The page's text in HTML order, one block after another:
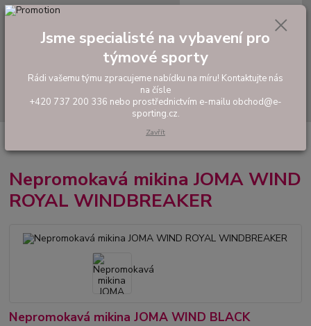
Hledat
tel: +420 737 200 336
0,00 Kč
Nepromokavá mikina JOMA WIND ROYAL
WINDBREAKER
Nepromokavá mikina JOMA WIND
ROYAL WINDBREAKER
Nepromokavá mikina JOMA WIND BLACK
Jsme specialisté na vybavení pro
týmové sporty
Rádi vašemu týmu zpracujeme nabídku na míru! Kontaktujte nás
na čísle
+420 737 200 336 nebo prostřednictvím e-mailu obchod@e-
sporting.cz.
Zavřít